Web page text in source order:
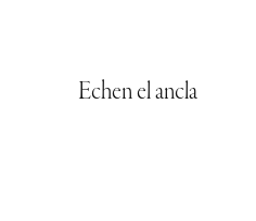
Echen el ancla